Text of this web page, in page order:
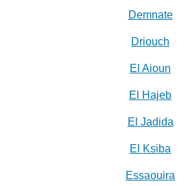
Demnate
Driouch
El Aioun
El Hajeb
El Jadida
El Ksiba
Essaouira